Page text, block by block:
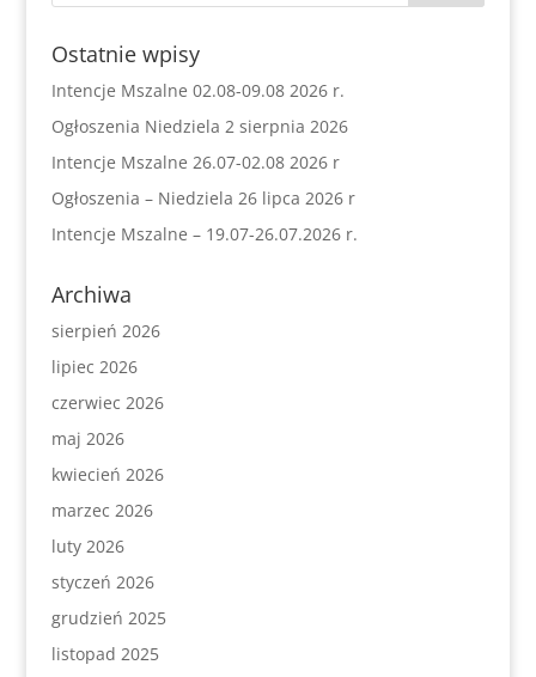
Ostatnie wpisy
Intencje Mszalne 02.08-09.08 2026 r.
Ogłoszenia Niedziela 2 sierpnia 2026
Intencje Mszalne 26.07-02.08 2026 r
Ogłoszenia – Niedziela 26 lipca 2026 r
Intencje Mszalne – 19.07-26.07.2026 r.
Archiwa
sierpień 2026
lipiec 2026
czerwiec 2026
maj 2026
kwiecień 2026
marzec 2026
luty 2026
styczeń 2026
grudzień 2025
listopad 2025